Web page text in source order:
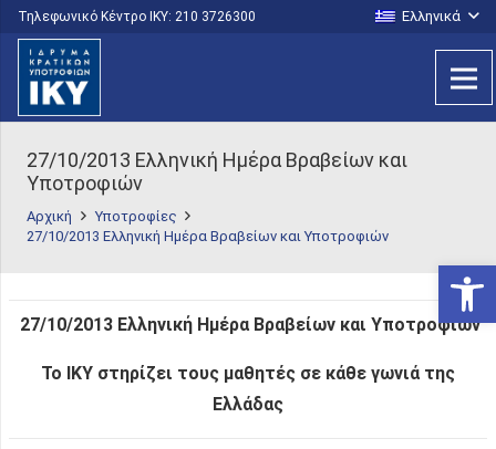
Τηλεφωνικό Κέντρο IKY: 210 3726300 Ελληνικά
27/10/2013 Ελληνική Ημέρα Βραβείων και
Υποτροφιών
Αρχική
Υποτροφίες
27/10/2013 Ελληνική Ημέρα Βραβείων και Υποτροφιών
27/10/2013 Ελληνική Ημέρα Βραβείων και Υποτροφιών
Το ΙΚΥ στηρίζει τους μαθητές σε κάθε γωνιά της
Ελλάδας